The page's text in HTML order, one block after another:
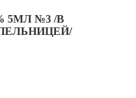
5МЛ №3 /В